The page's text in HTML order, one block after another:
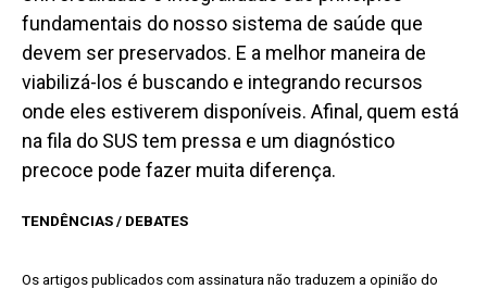
fundamentais do nosso sistema de saúde que
devem ser preservados. E a melhor maneira de
viabilizá-los é buscando e integrando recursos
onde eles estiverem disponíveis. Afinal, quem está
na fila do SUS tem pressa e um diagnóstico
precoce pode fazer muita diferença.
TENDÊNCIAS / DEBATES
Os artigos publicados com assinatura não traduzem a opinião do